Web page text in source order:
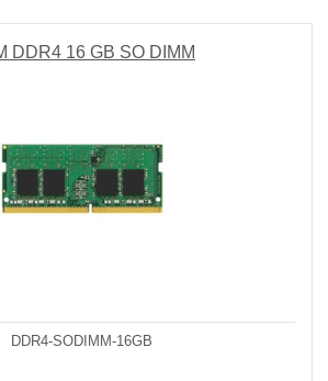
DDR4 16 GB SO DIMM
DDR4-SODIMM-16GB